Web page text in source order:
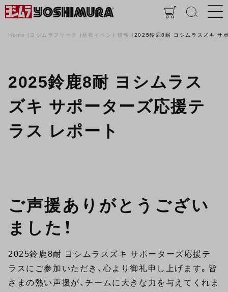
Home ヨシムラフリーク 新着イベント情報 2025鈴鹿8耐 ヨシムラスズキ サ
2025鈴鹿8耐 ヨシムラス
ズキ サポーターズ応援テ
ラス レポート
ご声援ありがとうござい
ました！
2025鈴鹿8耐 ヨシムラスズキ サポーターズ応援テ
ラスにご参加いただき、心より御礼申し上げます。皆
さまの熱い声援が、チームに大きな力を与えてくれま